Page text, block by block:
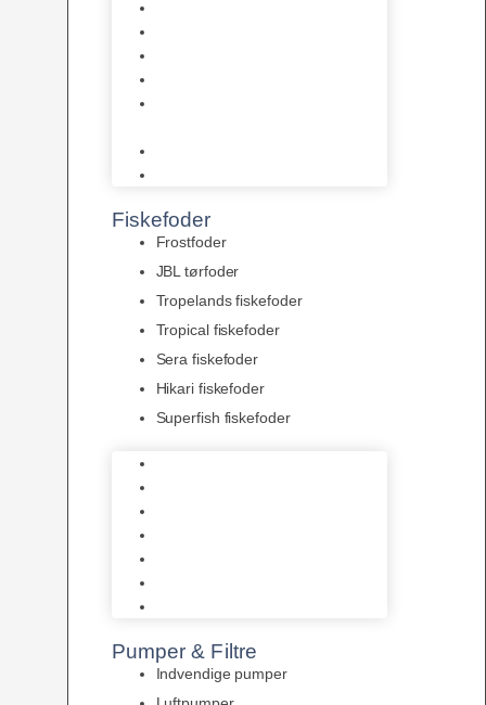
Fiskefoder
Frostfoder
JBL tørfoder
Tropelands fiskefoder
Tropical fiskefoder
Sera fiskefoder
Hikari fiskefoder
Superfish fiskefoder
Pumper & Filtre
Indvendige pumper